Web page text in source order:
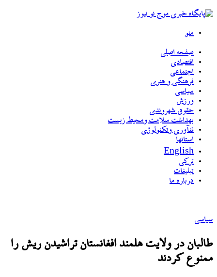
منو
صفحه اصلی
اقتصادی
اجتماعی
فرهنگی و هنری
سیاسی
ورزش
حقوق شهروندی
بهداشت سلامت ومحیط زیست
فنآوری وتکنولوژی
استانها
English
ترکی
تبلیغات
درباره ما
سیاسی
طالبان در ولایت هلمند افغانستان تراشیدن ریش را
ممنوع کردند